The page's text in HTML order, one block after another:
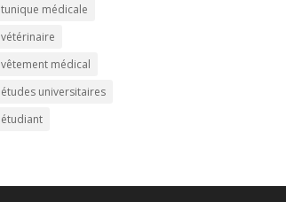
tunique médicale
vétérinaire
vêtement médical
études universitaires
étudiant